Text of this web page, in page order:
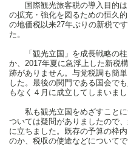
国際観光旅客税の導入目的は
の拡充・強化を図るための恒久
の地価税以来27年ぶりの新税で
た。
「観光立国」を成長戦略の柱
か、2017年夏に急浮上した新税
跡がありません。与党税調も簡
した。最後の関門である国会で
もなく４月に成立してしまいまし
私も観光立国をめざすことに
ついては疑問がありましたので
に立ちました。既存の予算の枠
のか、税収の使途などについてで